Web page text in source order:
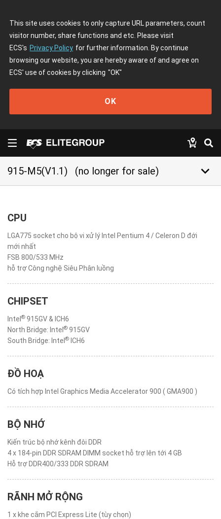
This site uses cookies to only capture URL parameters, count
visitor number, share functions and etc. Please visit
ECS's Privacy Policy for further information. By continue
browsing our website, you are hereby aware of and agree on
ECS' use of cookies by clicking "OK"
OK
915-M5(V1.1) (no longer for sale) keyboard_arrow_down
CPU
LGA775 socket cho bộ vi xử lý Intel Pentium 4 / Celeron D đới
mới nhất
FSB 800/533 MHz
hỗ trợ Công nghệ Siêu Phân luồng
CHIPSET
Intel ® 915GV & ICH6
North Bridge: Intel ® 915GV
South Bridge: Intel ® ICH6
ĐỒ HOẠ
Có tích hợp Intel Graphics Media Accelerator 900 ( GMA900 )
BỘ NHỚ
Kiến trúc bộ nhớ kênh đôi DDR
4 x 184-pin DDR SDRAM DIMM socket hỗ trợ lên tới 4 GB
Hỗ trợ DDR400/333 DDR SDRAM
RÃNH MỞ RỘNG
1 x khe cắm PCI Express Lite (tùy chọn)